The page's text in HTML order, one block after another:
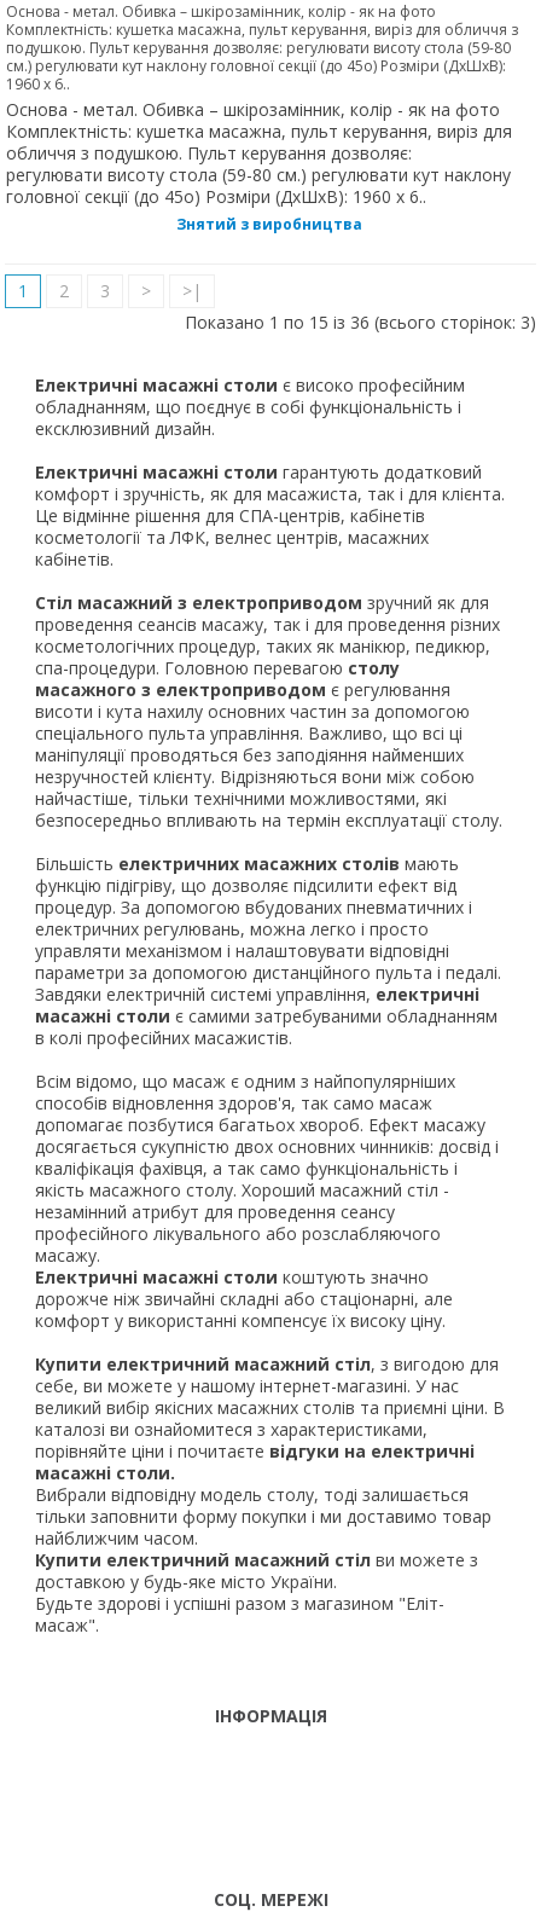
Основа - метал. Обивка – шкірозамінник, колір - як на фото
Комплектність: кушетка масажна, пульт керування, виріз для обличчя з
подушкою. Пульт керування дозволяє: регулювати висоту стола (59-80
см.) регулювати кут наклону головної секції (до 45о) Розміри (ДхШхВ):
1960 х 6..
Основа - метал. Обивка – шкірозамінник, колір - як на фото
Комплектність: кушетка масажна, пульт керування, виріз для
обличчя з подушкою. Пульт керування дозволяє:
регулювати висоту стола (59-80 см.) регулювати кут наклону
головної секції (до 45о) Розміри (ДхШхВ): 1960 х 6..
Знятий з виробництва
1 2 3 >
>|
Показано 1 по 15 із 36 (всього сторінок: 3)
Електричні масажні столи є високо професійним
обладнанням, що поєднує в собі функціональність і
ексклюзивний дизайн.
Електричні масажні столи гарантують додатковий
комфорт і зручність, як для масажиста, так і для клієнта.
Це відмінне рішення для СПА-центрів, кабінетів
косметології та ЛФК, велнес центрів, масажних
кабінетів.
Стіл масажний з електроприводом зручний як для
проведення сеансів масажу, так і для проведення різних
косметологічних процедур, таких як манікюр, педикюр,
спа-процедури. Головною перевагою столу
масажного з електроприводомє регулювання
висоти і кута нахилу основних частин за допомогою
спеціального пульта управління. Важливо, що всі ці
маніпуляції проводяться без заподіяння найменших
незручностей клієнту. Відрізняються вони між собою
найчастіше, тільки технічними можливостями, які
безпосередньо впливають на термін експлуатації столу.
Більшість електричних масажних столів мають
функцію підігріву, що дозволяє підсилити ефект від
процедур. За допомогою вбудованих пневматичних і
електричних регулювань, можна легко і просто
управляти механізмом і налаштовувати відповідні
параметри за допомогою дистанційного пульта і педалі.
Завдяки електричній системі управління, електричні
масажні столи є самими затребуваними обладнанням
в колі професійних масажистів.
Всім відомо, що масаж є одним з найпопулярніших
способів відновлення здоров'я, так само масаж
допомагає позбутися багатьох хвороб. Ефект масажу
досягається сукупністю двох основних чинників: досвід і
кваліфікація фахівця, а так само функціональність і
якість масажного столу. Хороший масажний стіл -
незамінний атрибут для проведення сеансу
професійного лікувального або розслабляючого
масажу.
Електричні масажні столикоштують значно
дорожче ніж звичайні складні або стаціонарні, але
комфорт у використанні компенсує їх високу ціну.
Купити електричний масажний стіл, з вигодою для
себе, ви можете у нашому інтернет-магазині. У нас
великий вибір якісних масажних столів та приємні ціни. В
каталозі ви ознайомитеся з характеристиками,
порівняйте ціни і почитаєте відгуки на електричні
масажні столи.
Вибрали відповідну модель столу, тоді залишається
тільки заповнити форму покупки і ми доставимо товар
найближчим часом.
Купити електричний масажний стілви можете з
доставкою у будь-яке місто України.
Будьте здорові і успішні разом з магазином "Еліт-
масаж".
ІНФОРМАЦІЯ
СОЦ. МЕРЕЖІ